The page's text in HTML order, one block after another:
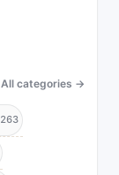
All categories →
263